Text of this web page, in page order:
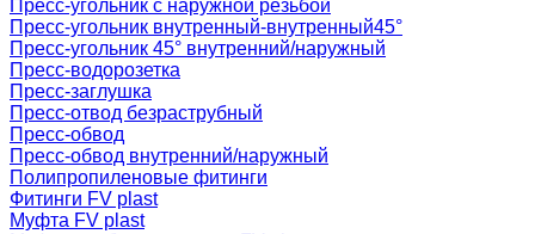
Пресс-угольник с наружной резьбой
Пресс-угольник внутренный-внутренный45°
Пресс-угольник 45° внутренний/наружный
Пресс-водорозетка
Пресс-заглушка
Пресс-отвод безраструбный
Пресс-обвод
Пресс-обвод внутренний/наружный
Полипропиленовые фитинги
Фитинги FV plast
Муфта FV plast